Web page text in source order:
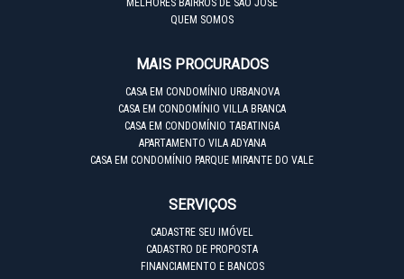
MELHORES BAIRROS DE SÃO JOSÉ
QUEM SOMOS
MAIS PROCURADOS
CASA EM CONDOMÍNIO URBANOVA
CASA EM CONDOMÍNIO VILLA BRANCA
CASA EM CONDOMÍNIO TABATINGA
APARTAMENTO VILA ADYANA
CASA EM CONDOMÍNIO PARQUE MIRANTE DO VALE
SERVIÇOS
CADASTRE SEU IMÓVEL
CADASTRO DE PROPOSTA
FINANCIAMENTO E BANCOS